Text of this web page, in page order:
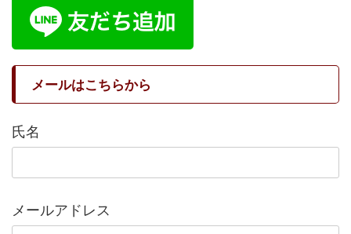
メールはこちらから
氏名
メールアドレス